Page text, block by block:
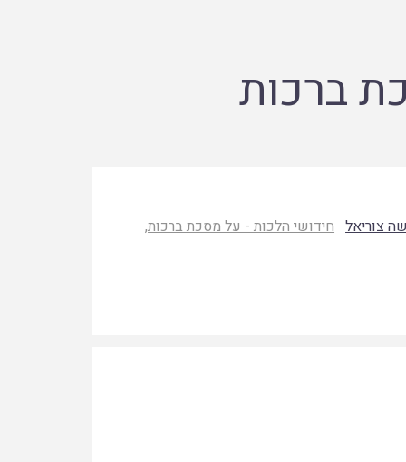
ברכות
צוריאל חידושי הלכות - על מסכת ברכות,